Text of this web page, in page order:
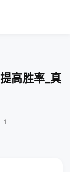
高胜率_真
1